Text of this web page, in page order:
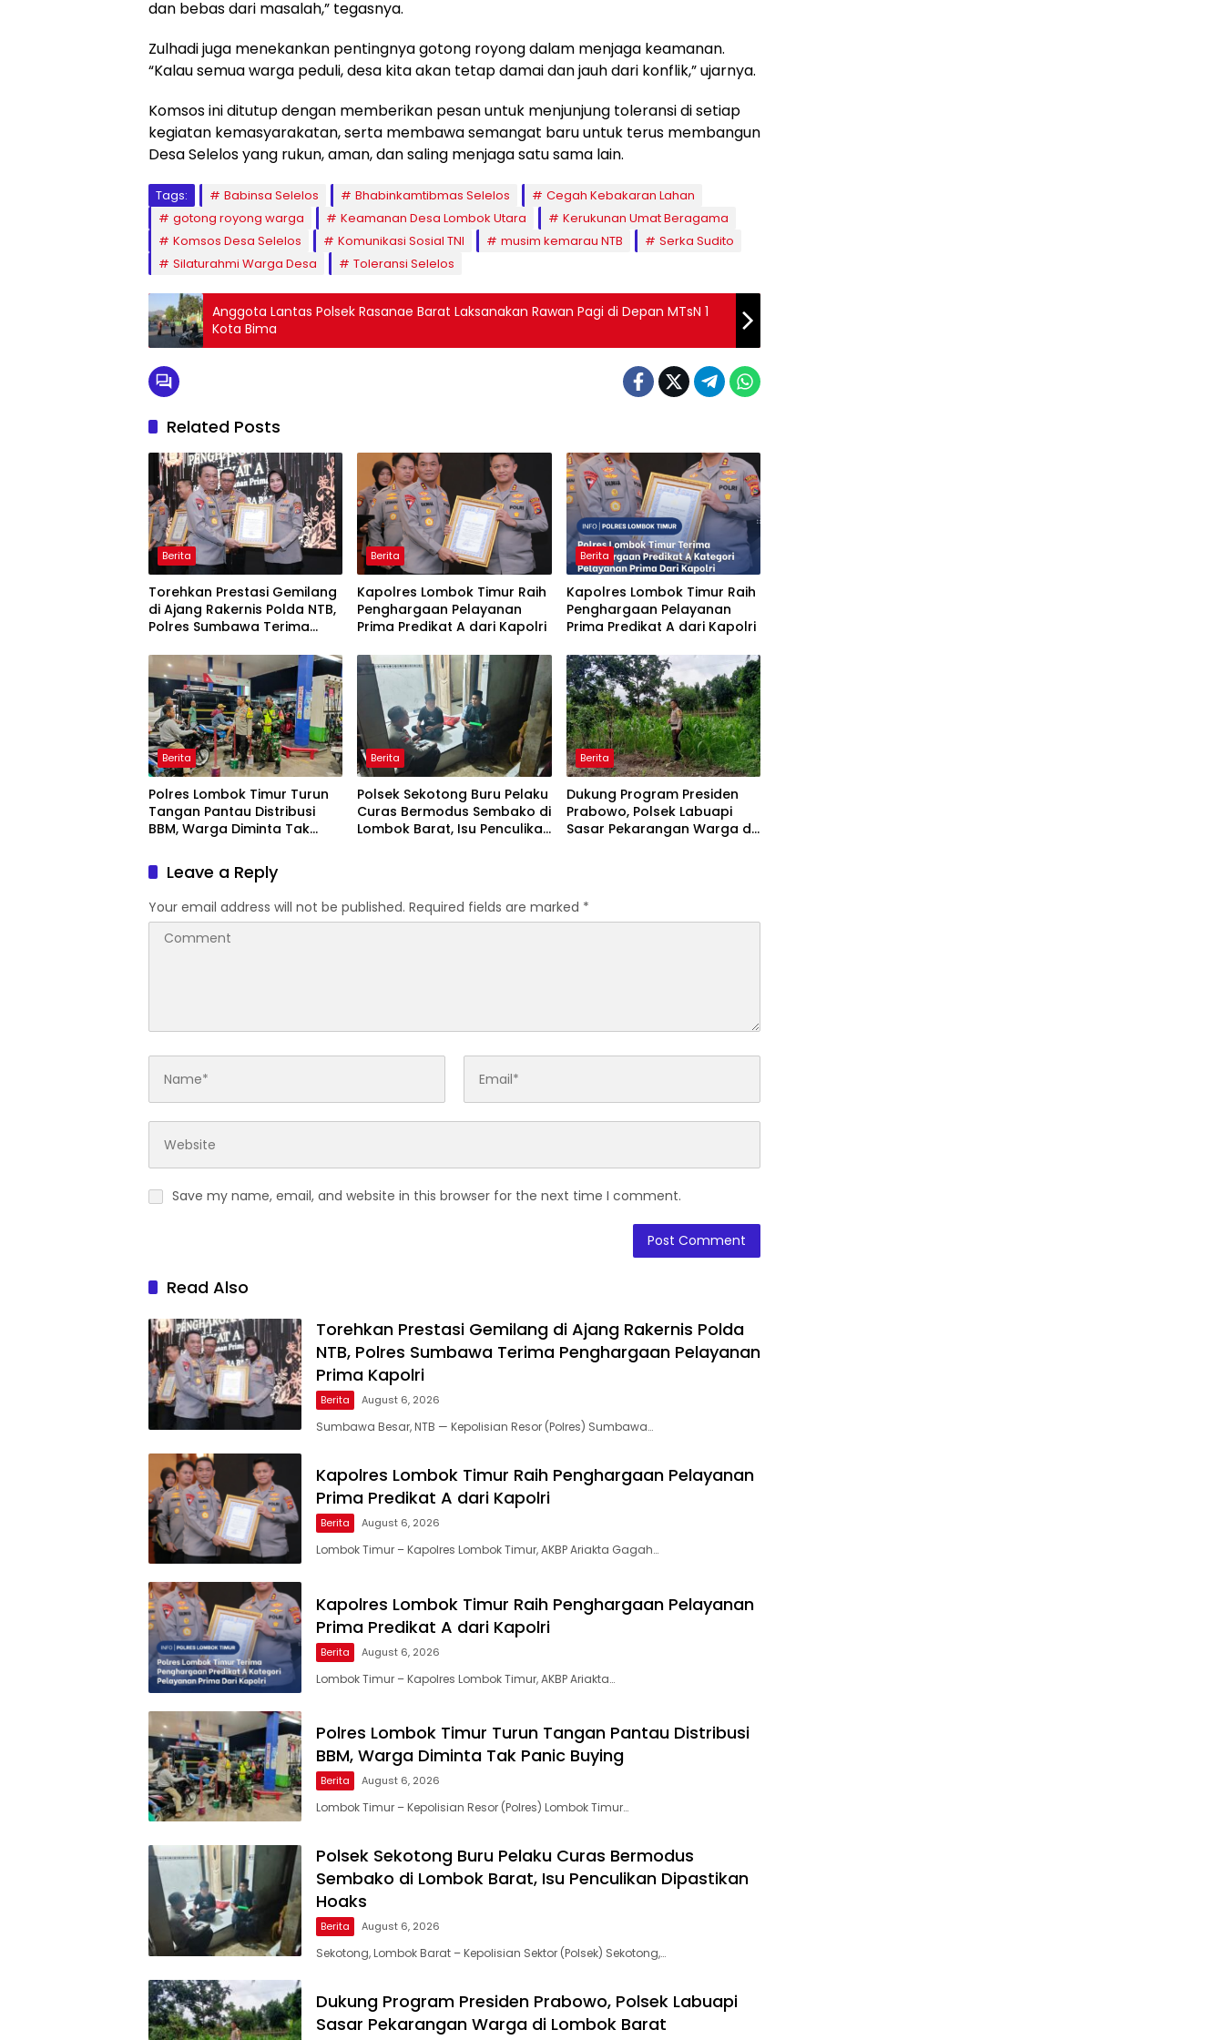
dan bebas dari masalah,” tegasnya.
Zulhadi juga menekankan pentingnya gotong royong dalam menjaga keamanan.
“Kalau semua warga peduli, desa kita akan tetap damai dan jauh dari konflik,” ujarnya.
Komsos ini ditutup dengan memberikan pesan untuk menjunjung toleransi di setiap
kegiatan kemasyarakatan, serta membawa semangat baru untuk terus membangun
Desa Selelos yang rukun, aman, dan saling menjaga satu sama lain.
Tags: Babinsa Selelos Bhabinkamtibmas Selelos
Cegah Kebakaran Lahan
gotong royong warga
Keamanan Desa Lombok Utara
Kerukunan Umat Beragama
Komsos Desa Selelos
Komunikasi Sosial TNI musim kemarau NTB
Serka Sudito
Silaturahmi Warga Desa
Toleransi Selelos
Anggota Lantas Polsek Rasanae Barat Laksanakan Rawan Pagi di Depan MTsN 1
Kota Bima
Related Posts
Berita
Torehkan Prestasi Gemilang
di Ajang Rakernis Polda NTB,
Polres Sumbawa Terima
Prima Kapolri
Berita
Kapolres Lombok Timur Raih
Penghargaan Pelayanan
Prima Predikat A dari Kapolri
Berita
Kapolres Lombok Timur Raih
Penghargaan Pelayanan
Prima Predikat A dari Kapolri
Berita
Polres Lombok Timur Turun
Tangan Pantau Distribusi
BBM, Warga Diminta Tak
Berita
Polsek Sekotong Buru Pelaku
Curas Bermodus Sembako di
Lombok Barat, Isu Penculikan
Berita
Dukung Program Presiden
Prabowo, Polsek Labuapi
Sasar Pekarangan Warga di
Leave a Reply
Your email address will not be published. Required fields are marked *
Save my name, email, and website in this browser for the next time I comment.
Read Also
Torehkan Prestasi Gemilang di Ajang Rakernis Polda
NTB, Polres Sumbawa Terima Penghargaan Pelayanan
Prima Kapolri
Berita August 6, 2026
Sumbawa Besar, NTB — Kepolisian Resor (Polres) Sumbawa…
Kapolres Lombok Timur Raih Penghargaan Pelayanan
Prima Predikat A dari Kapolri
Berita August 6, 2026
Lombok Timur – Kapolres Lombok Timur, AKBP Ariakta Gagah…
Kapolres Lombok Timur Raih Penghargaan Pelayanan
Prima Predikat A dari Kapolri
Berita August 6, 2026
Lombok Timur – Kapolres Lombok Timur, AKBP Ariakta…
Polres Lombok Timur Turun Tangan Pantau Distribusi
BBM, Warga Diminta Tak Panic Buying
Berita August 6, 2026
Lombok Timur – Kepolisian Resor (Polres) Lombok Timur…
Polsek Sekotong Buru Pelaku Curas Bermodus
Sembako di Lombok Barat, Isu Penculikan Dipastikan
Hoaks
Berita August 6, 2026
Sekotong, Lombok Barat – Kepolisian Sektor (Polsek) Sekotong,…
Dukung Program Presiden Prabowo, Polsek Labuapi
Sasar Pekarangan Warga di Lombok Barat